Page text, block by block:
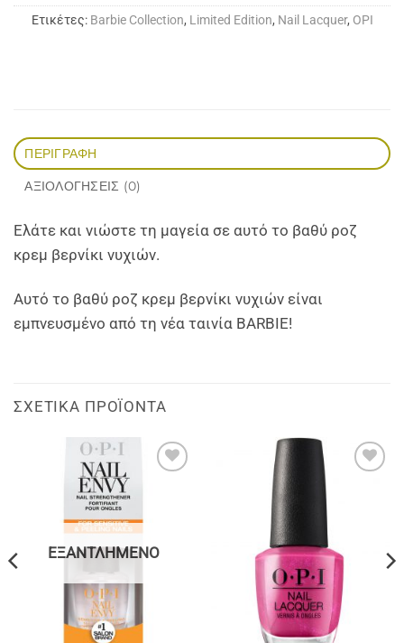
Ετικέτες: Barbie Collection, Limited Edition, Nail Lacquer, OPI
ΠΕΡΙΓΡΑΦΉ
ΑΞΙΟΛΟΓΉΣΕΙΣ (0)
Ελάτε και νιώστε τη μαγεία σε αυτό το βαθύ ροζ
κρεμ βερνίκι νυχιών.
Αυτό το βαθύ ροζ κρεμ βερνίκι νυχιών είναι
εμπνευσμένο από τη νέα ταινία BARBIE!
ΣΧΕΤΙΚΆ ΠΡΟΪΌΝΤΑ
ΕΞΑΝΤΛΗΜΈΝΟ